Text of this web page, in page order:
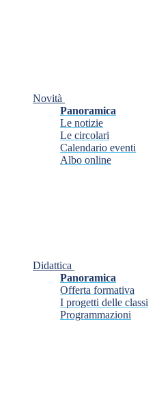
Novità
Panoramica
Le notizie
Le circolari
Calendario eventi
Albo online
Didattica
Panoramica
Offerta formativa
I progetti delle classi
Programmazioni